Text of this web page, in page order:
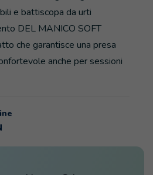
e battiscopa da urti
DEL MANICO SOFT
che garantisce una presa
anche per sessioni